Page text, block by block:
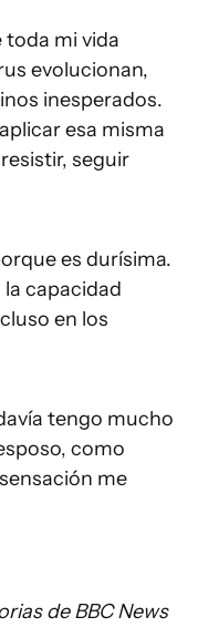
toda mi vida
evolucionan,
inesperados.
esa misma
seguir
es durísima.
capacidad
en los
tengo mucho
como
me
de BBC News